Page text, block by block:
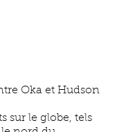
Oka et Hudson
sur le globe, tels